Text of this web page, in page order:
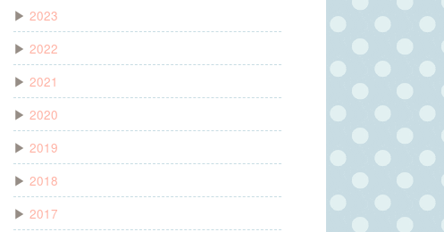
▶ 2023
▶ 2022
▶ 2021
▶ 2020
▶ 2019
▶ 2018
▶ 2017